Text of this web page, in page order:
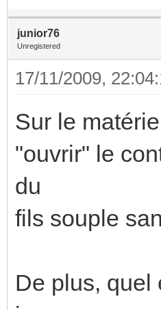
junior76
Unregistered
17/11/2009,
Sur le
"ouvrir" le
du
fils souple
De plus, quel